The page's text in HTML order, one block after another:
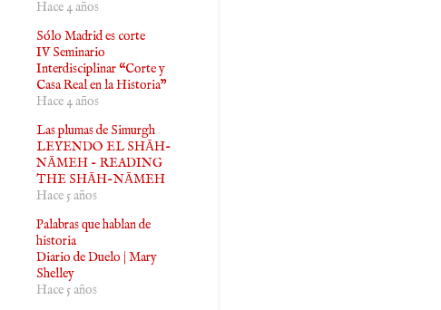
Hace 4 años
Sólo Madrid es corte
IV Seminario
Interdisciplinar “Corte y
Casa Real en la Historia”
Hace 4 años
Las plumas de Simurgh
LEYENDO EL SHĀH-
NĀMEH - READING
THE SHĀH-NĀMEH
Hace 5 años
Palabras que hablan de
historia
Diario de Duelo | Mary
Shelley
Hace 5 años